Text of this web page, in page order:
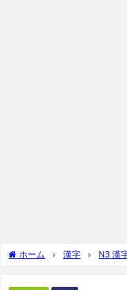
ホーム 漢字 N3 漢